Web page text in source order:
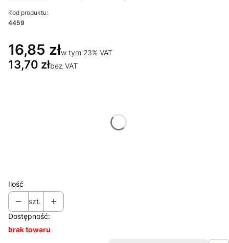
Kod produktu:
4459
16,85 złw tym 23% VAT
w tym 23% VAT
13,70 złbez VAT
Ilość
szt.
Dostępność:
brak towaru